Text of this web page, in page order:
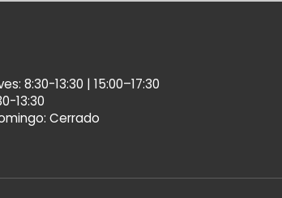
8:30-13:30 | 15:00–17:30
13:30
Cerrado